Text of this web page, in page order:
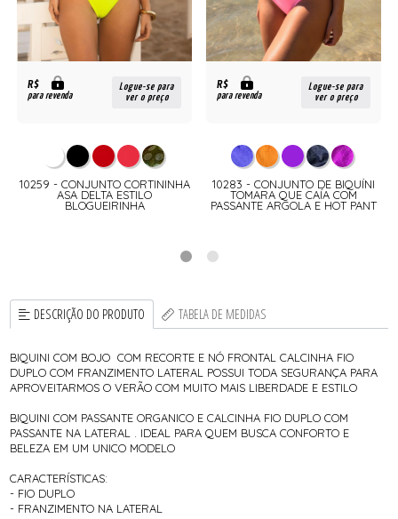
R$
para revenda
Logue-se para
ver o preço
10259 - CONJUNTO CORTININHA
ASA DELTA ESTILO
BLOGUEIRINHA
R$
para revenda
Logue-se para
ver o preço
10283 - CONJUNTO DE BIQUÍNI
TOMARA QUE CAÍA COM
PASSANTE ARGOLA E HOT PANT
DESCRIÇÃO DO PRODUTO TABELA DE MEDIDAS
BIQUINI COM BOJO COM RECORTE E NÓ FRONTAL CALCINHA FIO
DUPLO COM FRANZIMENTO LATERAL POSSUI TODA SEGURANÇA PARA
APROVEITARMOS O VERÃO COM MUITO MAIS LIBERDADE E ESTILO
BIQUINI COM PASSANTE ORGANICO E CALCINHA FIO DUPLO COM
PASSANTE NA LATERAL . IDEAL PARA QUEM BUSCA CONFORTO E
BELEZA EM UM UNICO MODELO
CARACTERÍSTICAS:
- FIO DUPLO
- FRANZIMENTO NA LATERAL